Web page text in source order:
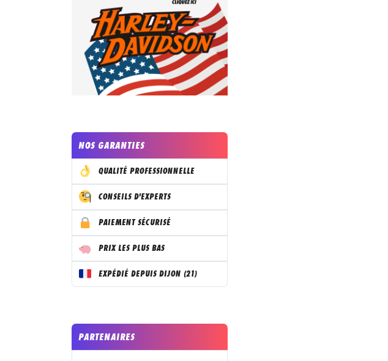
NOS GARANTIES
QUALITÉ PROFESSIONNELLE
CONSEILS D'EXPERTS
PAIEMENT SÉCURISÉ
PRIX LES PLUS BAS
EXPÉDIÉ DEPUIS DIJON (21)
PARTENAIRES